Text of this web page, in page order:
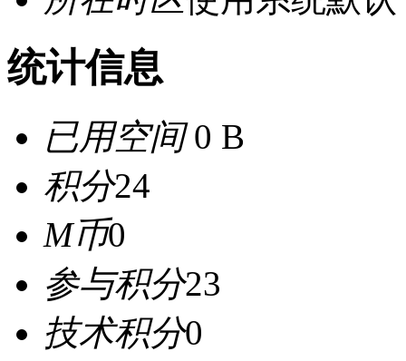
统计信息
已用空间0 B
积分24
M币0
参与积分23
技术积分0